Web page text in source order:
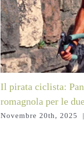
Il pirata ciclista:
romagnola per le
Novembre 20th, 2025 |